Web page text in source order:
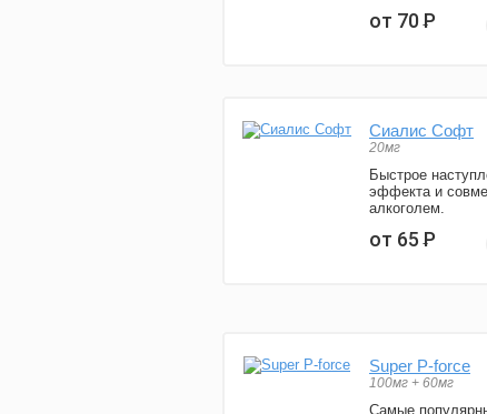
от 70Р
Сиалис Софт
20мг
Быстрое
эффекта и
алкоголем.
от 65Р
Super P-force
100мг + 60мг
Самые